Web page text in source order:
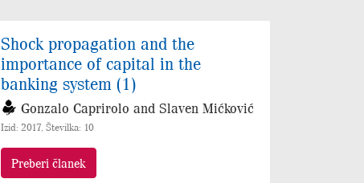
Shock propagation and the
importance of capital in the
banking system (1)
Gonzalo Caprirolo and Slaven Mićković
Izid: 2017, Številka: 10
Preberi članek